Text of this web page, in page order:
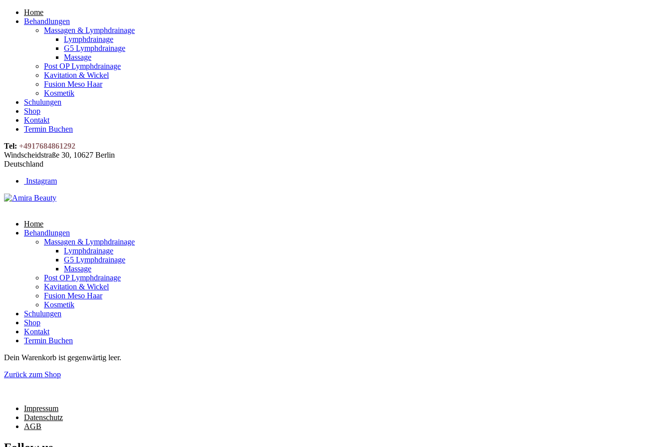
Home
Behandlungen
Massagen & Lymphdrainage
Lymphdrainage
G5 Lymphdrainage
Massage
Post OP Lymphdrainage
Kavitation & Wickel
Fusion Meso Haar
Kosmetik
Schulungen
Shop
Kontakt
Termin Buchen
Tel: +4917684861292
Windscheidstraße 30, 10627 Berlin
Deutschland
Instagram
Home
Behandlungen
Massagen & Lymphdrainage
Lymphdrainage
G5 Lymphdrainage
Massage
Post OP Lymphdrainage
Kavitation & Wickel
Fusion Meso Haar
Kosmetik
Schulungen
Shop
Kontakt
Termin Buchen
Dein Warenkorb ist gegenwärtig leer.
Zurück zum Shop
Impressum
Datenschutz
AGB